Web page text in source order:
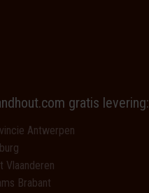
gratis levering:
Antwerpen
Vlaanderen
Brabant